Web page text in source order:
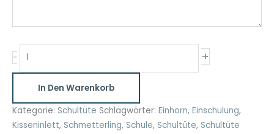
-
personalisiert
35cm
und
+
In Den Warenkorb
Kategorie: Schultüte Schlagwörter: Einhorn, Einschulung,
Kisseninlett, Schmetterling, Schule, Schultüte, Schultüte